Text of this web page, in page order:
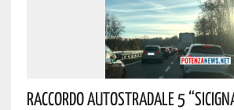
Raccordo Autostradale 5